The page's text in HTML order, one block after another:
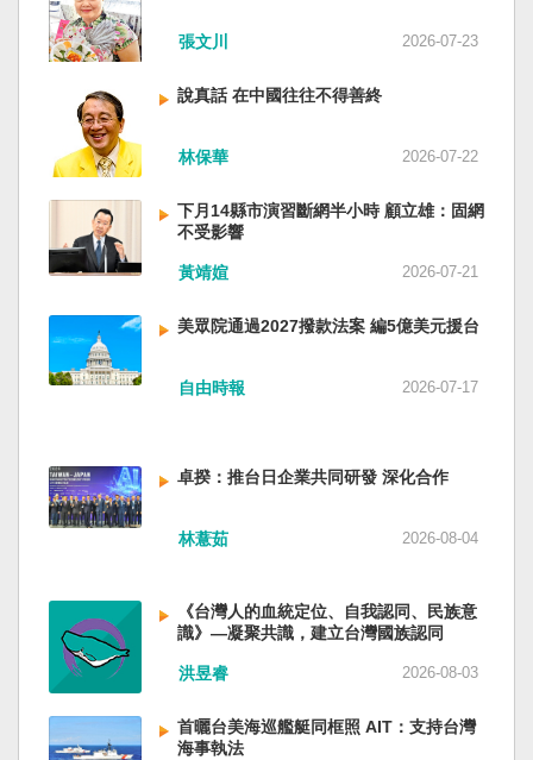
近平思想嗎？ 最後一句是「會議還研究了其他事
項。」這是每次外媒最感興趣的問題，那就是人
洗了多少人？這為習近平的進一步獨裁和二十一
大續任鋪平道路。據統計，過去一年，已有十九
名中央委員被官方宣布落馬或罷免全國人大代表
職務。另外還有「失蹤」者。總共接近三十人。
領銜的是兩名政治局委員：軍委副主席張又俠與
新疆黨委書記馬興瑞。 軍方還有原中央軍委副主
席何衛東、原軍委委員兼聯合參謀部參謀長劉振
立、原軍委政治工作部主任苗華、前信息支援部
備發展部部長許學強、前西部戰區政委李鳳彪、
前空軍政委郭普校、前東部戰區政委劉青松、前
南部戰區司令員吳亞男、前南部戰區政委王文
委鍾紹軍等。 黨政系統部分，前廣西政府主席藍
天立、前內蒙古政府主席王莉霞、前中國證監會
主席易會滿、前內蒙古黨委書記孫紹騁、前浙江
省委書記易煉紅、前應急管理部部長王祥喜、前
信部部長金壯龍、前中央軍民融合辦常務副主任
雷凡培，都是被不正常免職。 最新的河北黨書記
倪岳峰「另有任用」，應該是與德國之聲與紐約
時報披露張家口對海外人士動態控制平台被登錄
安？ （作者林保華為資深時事評論員）
張文川 2026-07-23
說真話 在中國往往不得善終
林保華 2026-07-22
下月14縣市演習斷網半小時 顧立雄：固網
不受影響
黃靖媗 2026-07-21
美眾院通過2027撥款法案 編5億美元援台
自由時報 2026-07-17
卓揆：推台日企業共同研發 深化合作
林薏茹 2026-08-04
《台灣人的血統定位、自我認同、民族意
識》—凝聚共識，建立台灣國族認同
洪昱睿 2026-08-03
首曬台美海巡艦艇同框照 AIT：支持台灣
海事執法